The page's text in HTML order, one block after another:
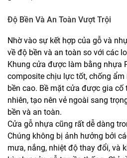
Độ Bền Và An Toàn Vượt Trội
Nhờ vào sự kết hợp của gỗ và
về độ bền và an toàn so với các
Khung cửa được làm bằng nhựa
composite chịu lực tốt, chống
bền cao. Bề mặt cửa được gia
nhiên, tạo nên vẻ ngoài sang
bền và an toàn.
Cửa gỗ nhựa cũng rất dễ dàng
Chúng không bị ảnh hưởng bởi
mưa, nắng, nhiệt độ thay đổi, và